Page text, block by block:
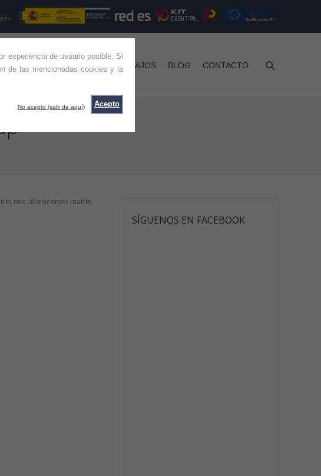
experiencia de usuario posible. Si
de las mencionadas cookies y la
Acepto
No acepto (salir de aquí)
OTROS SERVICIOS TRABAJOS BLOG CONTACTO
nec ullamcorper mattis,
SÍGUENOS EN FACEBOOK